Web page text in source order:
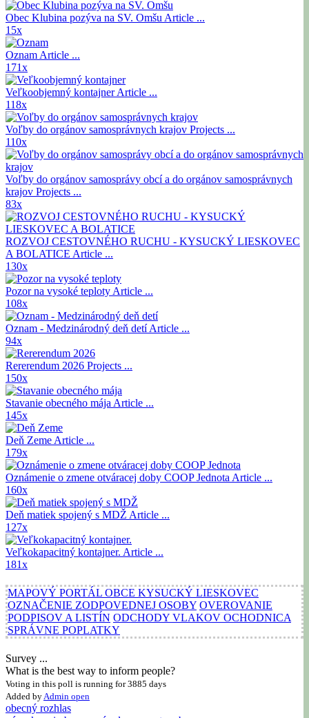
Obec Klubina pozýva na SV. Omšu Article ...
15x
Oznam Article ...
171x
Veľkoobjemný kontajnerArticle ...
118x
Voľby do orgánov samosprávnych krajov Projects ...
110x
Voľby do orgánov samosprávy obcí a do orgánov samosprávnych
krajov Projects ...
83x
ROZVOJ CESTOVNÉHO RUCHU - KYSUCKÝ LIESKOVEC
A BOLATICE Article ...
130x
Pozor na vysoké teploty Article ...
108x
Oznam - Medzinárodný deň detíArticle ...
94x
Rererendum 2026 Projects ...
150x
Stavanie obecného mája Article ...
145x
Deň Zeme Article ...
179x
Oznámenie o zmene otváracej doby COOP Jednota Article ...
160x
Deň matiek spojený s MDŽ Article ...
127x
Veľkokapacitný kontajner. Article ...
181x
MAPOVÝ PORTÁL OBCE KYSUCKÝ LIESKOVEC
OZNAČENIE ZODPOVEDNEJ OSOBY OVEROVANIE
PODPISOV A LISTÍN ODCHODY VLAKOV OCHODNICA
SPRÁVNE POPLATKY
Survey ...
What is the best way to inform people?
Voting in this poll is running for 3885 days
Added byAdmin open
obecný rozhlas